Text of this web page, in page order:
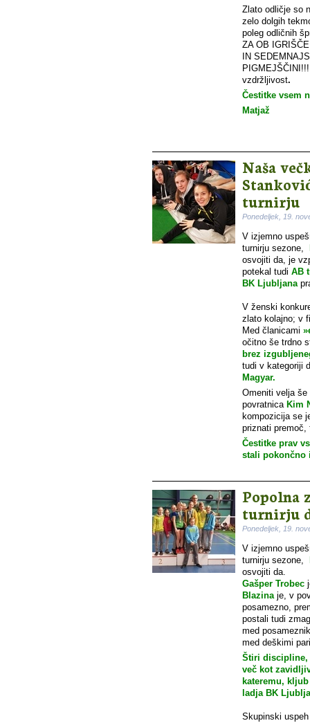
Zlato odličje so
zelo dolgih
poleg odličnih
ZA OB
IN
vzdržljivost.
Čestitke vsem
Matjaž
Naša
turnirju
Ponedeljek, 19.
V izjemno
turnirju sezone,
osvojiti da, je
potekal tudi AB
BK Ljubljana
V ženski
zlato kolajno; v
Med članicami
očitno še trdno
brez
tudi v kategoriji
Magyar.
Omeniti velja
povratnica Kim
kompozicija se
priznati
Čestitke prav
stali pokončno
Popolna
turnirju
Ponedeljek, 19.
V izjemno
turnirju sezone,
osvojiti da.
Gašper Trobec
Blazinaje, v
posamezno,
postali tudi
med
med deškimi
Štiri discipline,
več kot
kateremu,
ladja BK
Skupinski